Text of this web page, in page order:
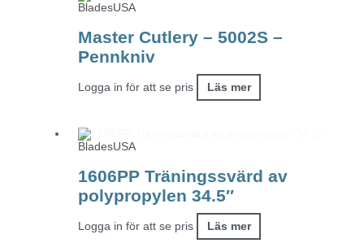
BladesUSA
Master Cutlery – 5002S –
Pennkniv
Logga in för att se pris Läs mer
BladesUSA
1606PP Träningssvärd av
polypropylen 34.5″
Logga in för att se pris Läs mer